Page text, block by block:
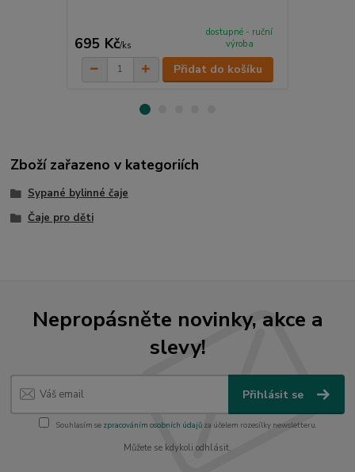
695 Kč/ks
dostupné - ruční
výroba
Přidat do košíku
Zboží zařazeno v kategoriích
Sypané bylinné čaje
Čaje pro děti
Nepropásněte novinky, akce a
slevy!
Přihlásit se
Souhlasím se zpracováním osobních údajůza účelem rozesílky newsletteru.
Můžete se kdykoli odhlásit.